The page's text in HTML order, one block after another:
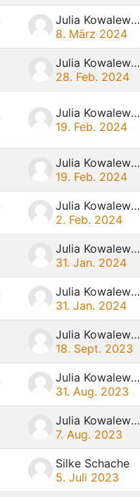
Julia Kowalewski
8. März 2024
Julia Kowalewski
28. Feb. 2024
Julia Kowalewski
19. Feb. 2024
Julia Kowalewski
19. Feb. 2024
Julia Kowalewski
2. Feb. 2024
Julia Kowalewski
31. Jan. 2024
Julia Kowalewski
31. Jan. 2024
Julia Kowalewski
18. Sept. 2023
Julia Kowalewski
31. Aug. 2023
Julia Kowalewski
7. Aug. 2023
Silke Schache
5. Juli 2023